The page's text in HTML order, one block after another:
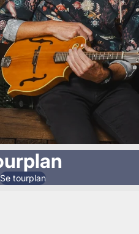
Se tourplan